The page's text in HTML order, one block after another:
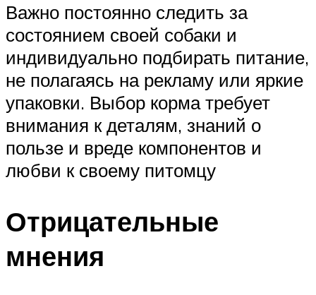
Важно постоянно следить за
состоянием своей собаки и
индивидуально подбирать питание,
не полагаясь на рекламу или яркие
упаковки. Выбор корма требует
внимания к деталям, знаний о
пользе и вреде компонентов и
любви к своему питомцу
Отрицательные
мнения